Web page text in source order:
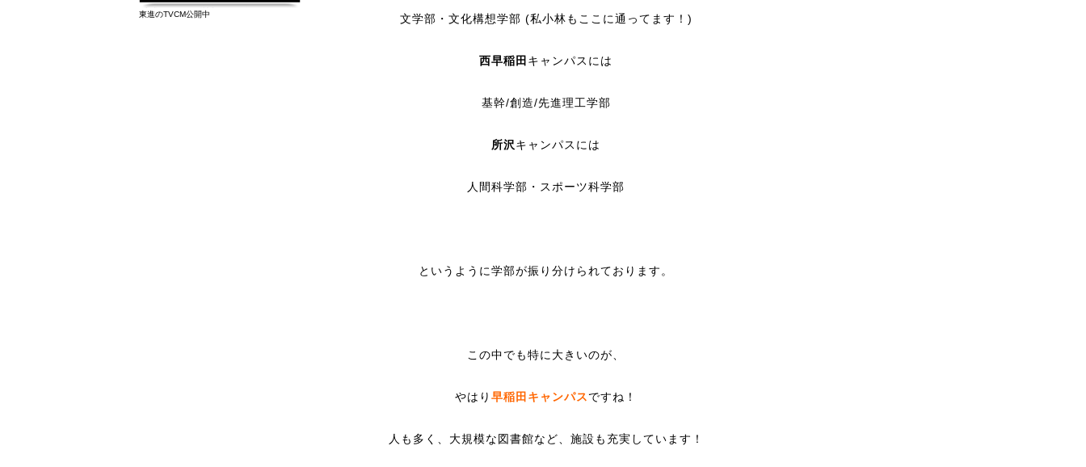
文学部・文化構想学部 (私小林もここに通ってます！)
西早稲田 キャンパスには
基幹/創造/先進理工学部
所沢キャンパスには
人間科学部・スポーツ科学部
というように学部が振り分けられております。
この中でも特に大きいのが、
やはり 早稲田キャンパスですね！
人も多く、大規模な図書館など、施設も充実しています！
東進のTVCM公開中